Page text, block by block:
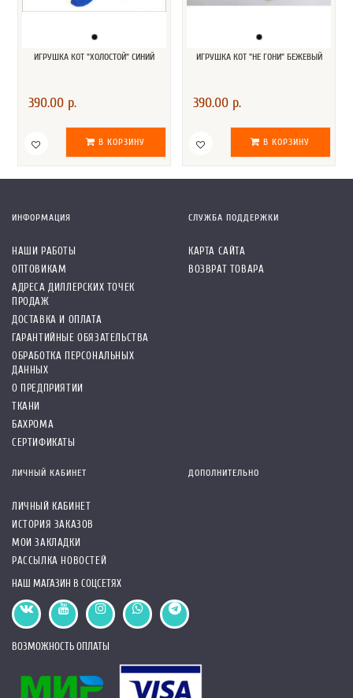
ИГРУШКА КОТ "ХОЛОСТОЙ" СИНИЙ
390.00 р.
В КОРЗИНУ
ИГРУШКА КОТ "НЕ ГОНИ" БЕЖЕВЫЙ
390.00 р.
В КОРЗИНУ
ИНФОРМАЦИЯ
НАШИ РАБОТЫ
ОПТОВИКАМ
АДРЕСА ДИЛЛЕРСКИХ ТОЧЕК
ПРОДАЖ
ДОСТАВКА И ОПЛАТА
ГАРАНТИЙНЫЕ ОБЯЗАТЕЛЬСТВА
ОБРАБОТКА ПЕРСОНАЛЬНЫХ
ДАННЫХ
О ПРЕДПРИЯТИИ
ТКАНИ
БАХРОМА
СЕРТИФИКАТЫ
СЛУЖБА ПОДДЕРЖКИ
КАРТА САЙТА
ВОЗВРАТ ТОВАРА
ЛИЧНЫЙ КАБИНЕТ
ЛИЧНЫЙ КАБИНЕТ
ИСТОРИЯ ЗАКАЗОВ
МОИ ЗАКЛАДКИ
РАССЫЛКА НОВОСТЕЙ
ДОПОЛНИТЕЛЬНО
НАШ МАГАЗИН В СОЦСЕТЯХ
ВОЗМОЖНОСТЬ ОПЛАТЫ